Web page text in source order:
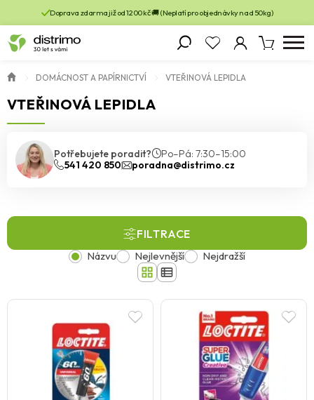
Doprava zdarma již od 1200 kč 🚚 (Neplatí pro objednávky nad 50kg)
DOMÁCNOST A PAPÍRNICTVÍ VTEŘINOVÁ LEPIDLA
VTEŘINOVÁ LEPIDLA
Potřebujete poradit?
Po–Pá: 7:30–15:00
541 420 850
poradna@distrimo.cz
FILTRACE
Názvu Nejlevnější Nejdražší